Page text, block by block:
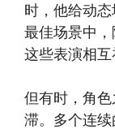
时，他给动
最佳场景中
这些表演相互
但有时，角
滞。多个连